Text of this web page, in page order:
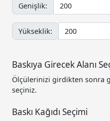
Genişlik:
Yükseklik:
Baskıya Girecek Alanı
Ölçülerinizi girdikten sonra
seçiniz.
Baskı Kağıdı Seçimi